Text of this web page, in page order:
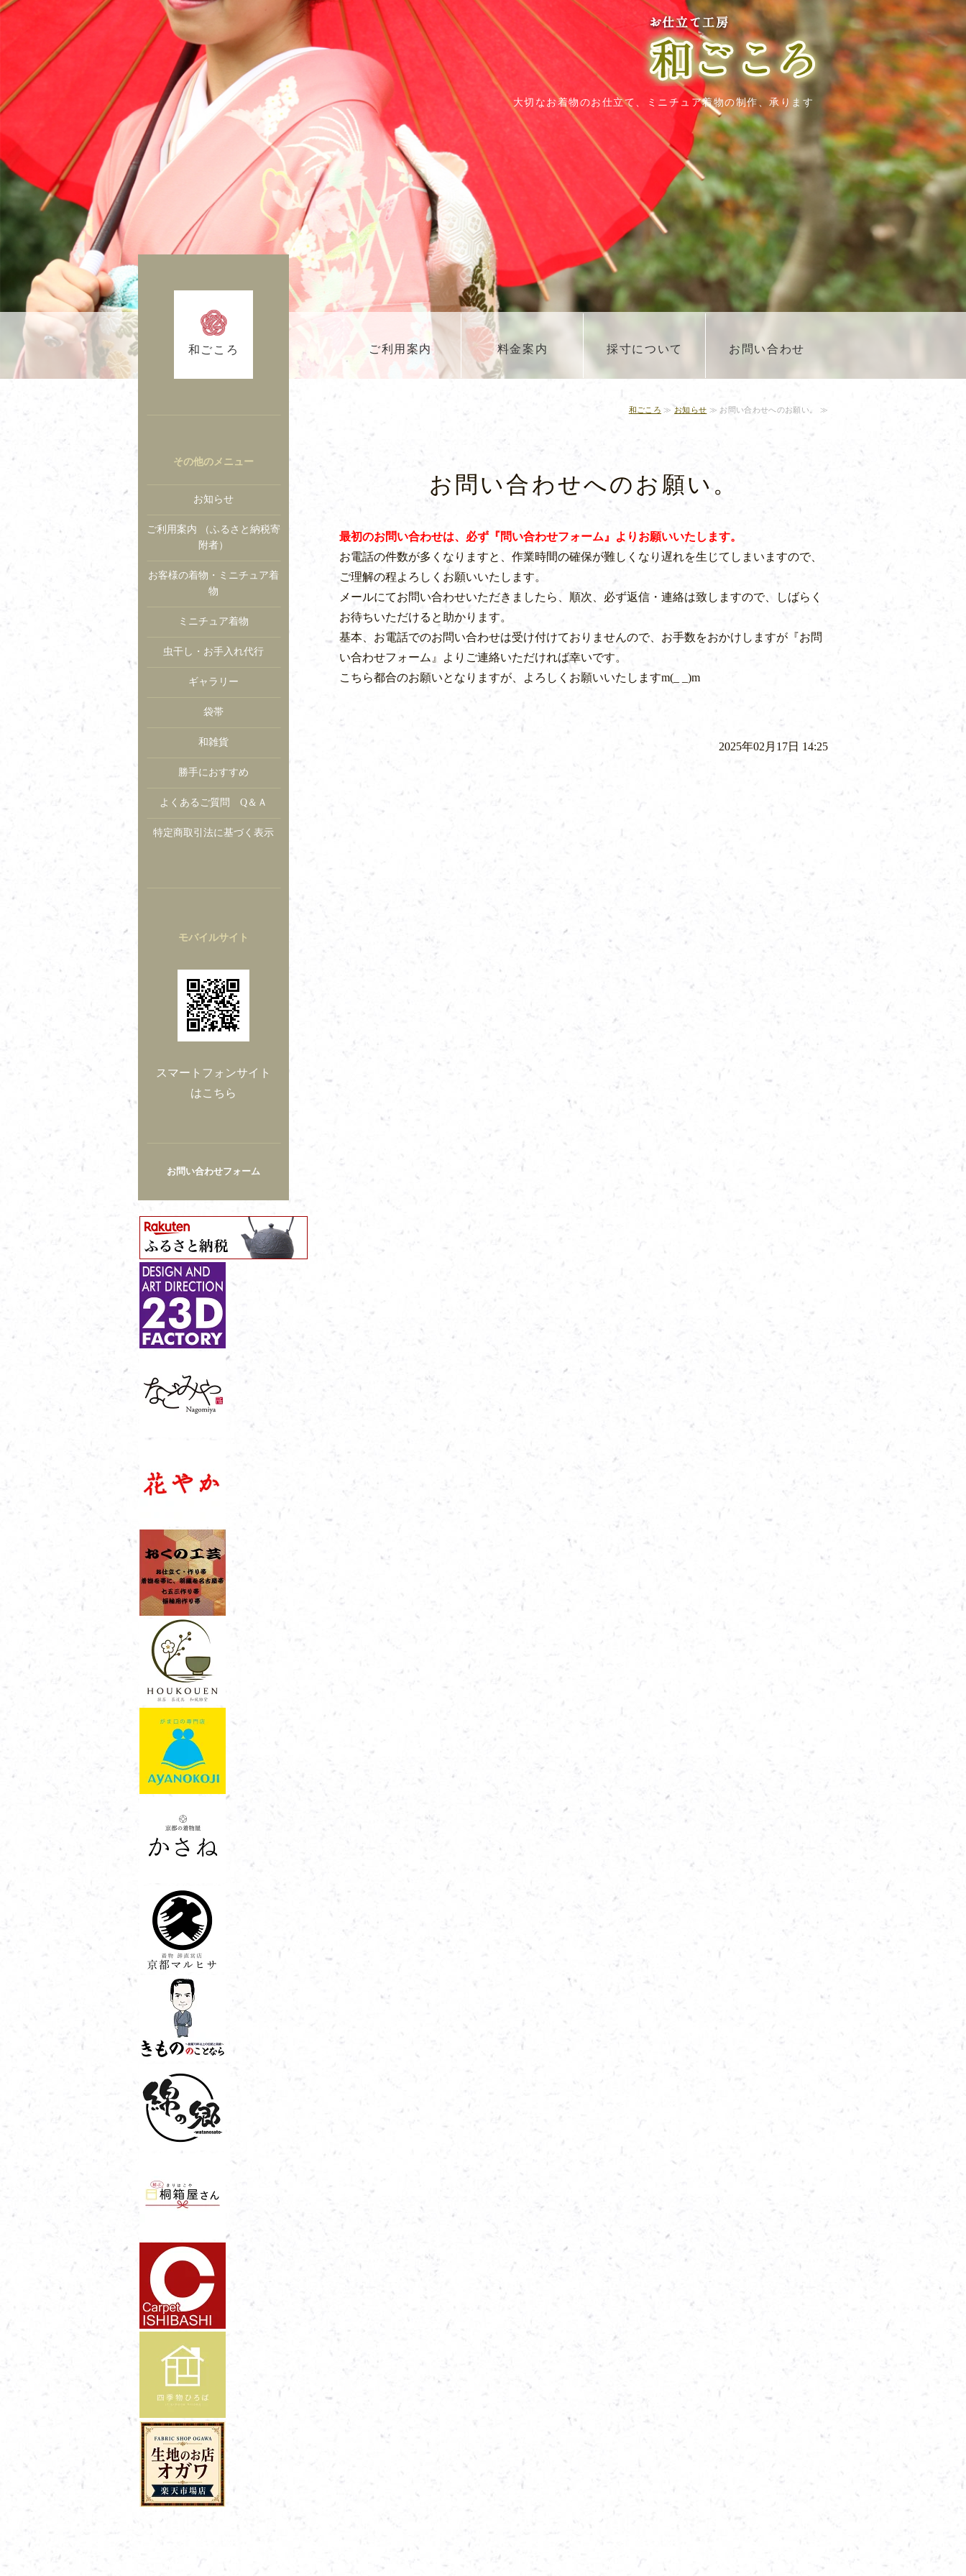
お仕立て工房 和ごこ
大切なお着物のお仕立て、ミニチュア着物の制作、承ります
和ごころ ご利用案内 料金案内 採寸について お問い合わせ
和ごころ ≫ お知らせ ≫ お問い合わせへのお願い。 ≫
お問い合わせへのお願い。
最初のお問い合わせは、必ず『問い合わせフォーム』よりお願いいたします。
お電話の件数が多くなりますと、作業時間の確保が難しくなり遅れを生じてしまいますので、
ご理解の程よろしくお願いいたします。
メールにてお問い合わせいただきましたら、順次、必ず返信・連絡は致しますので、しばらく
お待ちいただけると助かります。
基本、お電話でのお問い合わせは受け付けておりませんので、お手数をおかけしますが『お問
い合わせフォーム』よりご連絡いただければ幸いです。
こちら都合のお願いとなりますが、よろしくお願いいたしますm(_ _)m
2025年02月17日 14:25
その他のメニュー
お知らせ
ご利用案内 （ふるさと納税寄
附者）
お客様の着物・ミニチュア着
物
ミニチュア着物
虫干し・お手入れ代行
ギャラリー
袋帯
和雑貨
勝手におすすめ
よくあるご質問 Q＆Ａ
特定商取引法に基づく表示
モバイルサイト
スマートフォンサイト
はこちら
お問い合わせフォーム